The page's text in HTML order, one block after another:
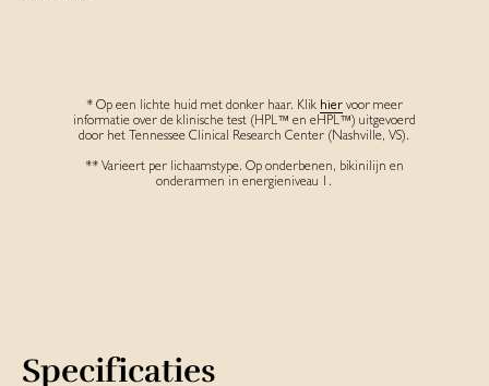
* Op een lichte huid met donker haar. Klik hiervoor meer
informatie over de klinische test (HPL™ en eHPL™) uitgevoerd
door het Tennessee Clinical Research Center (Nashville, VS).
** Varieert per lichaamstype. Op onderbenen, bikinilijn en
onderarmen in energieniveau 1.
Specificaties